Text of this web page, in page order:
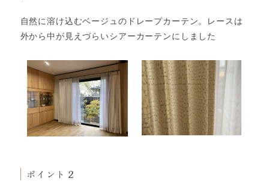
自然に溶け込むベージュのドレープカーテン。レースは
外から中が見えづらいシアーカーテンにしました
ポイント２